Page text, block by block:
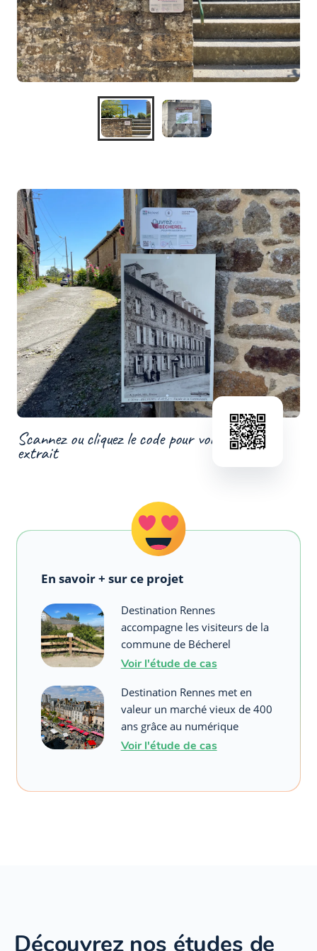
Scannez ou cliquez le code pour voir un
extrait
En savoir + sur ce projet
Destination Rennes
accompagne les visiteurs de la
commune de Bécherel
Voir l'étude de cas
Destination Rennes met en
valeur un marché vieux de 400
ans grâce au numérique
Voir l'étude de cas
Découvrez nos études de